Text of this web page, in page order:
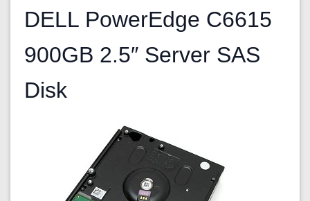
DELL PowerEdge C6615
900GB 2.5″ Server SAS
Disk